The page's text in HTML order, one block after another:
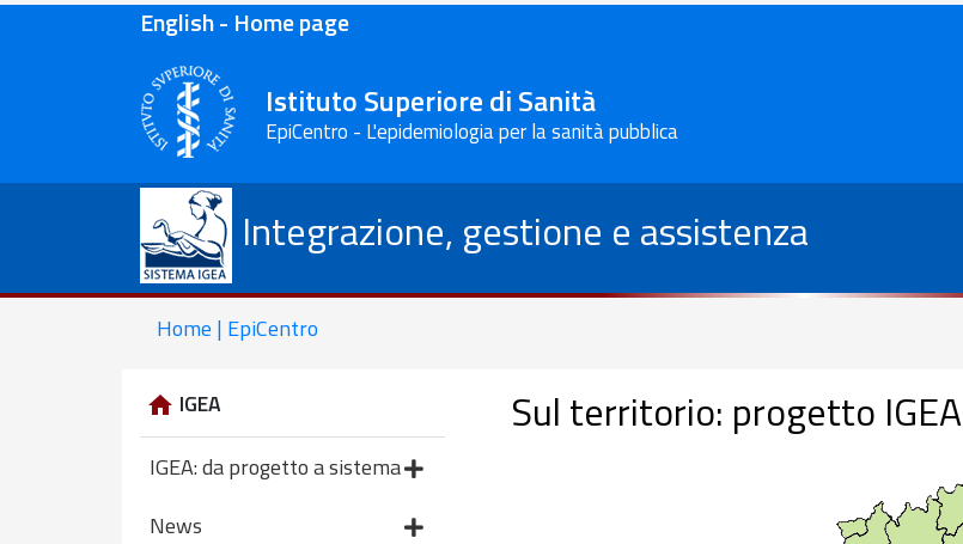
English - Home page
Istituto Superiore di Sanità
EpiCentro - L'epidemiologia per la sanità pubblica
Integrazione, gestione e assistenza
Home | EpiCentro
IGEA
IGEA: da progetto a sistema
News
Sul territorio: progetto IGEA